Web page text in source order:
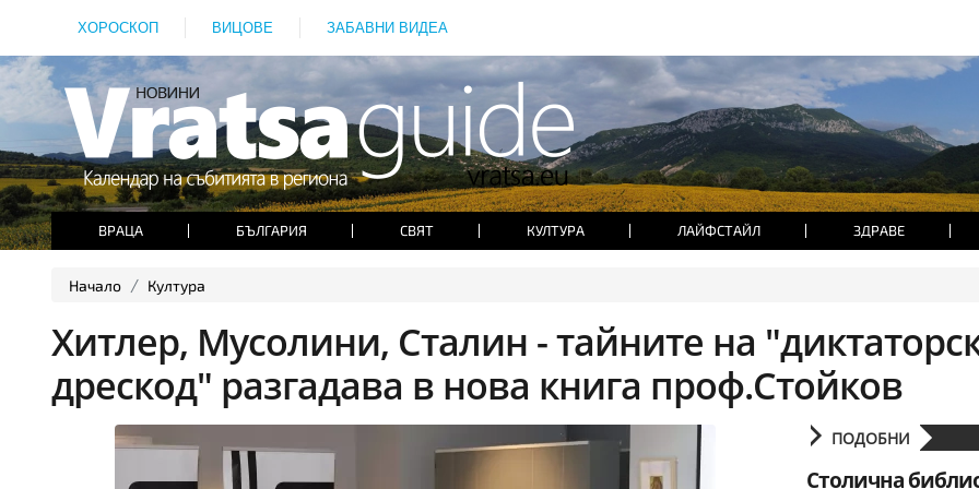
ХОРОСКОП ВИЦОВЕ ЗАБАВНИ ВИДЕА
ВРАЦА БЪЛГАРИЯ СВЯТ КУЛТУРА ЛАЙФСТАЙЛ ЗДРАВЕ
Начало Култура
Хитлер, Мусолини, Сталин - тайните на
дрескод" разгадава в нова книга проф.Стойков
ПОДОБНИ
Столична